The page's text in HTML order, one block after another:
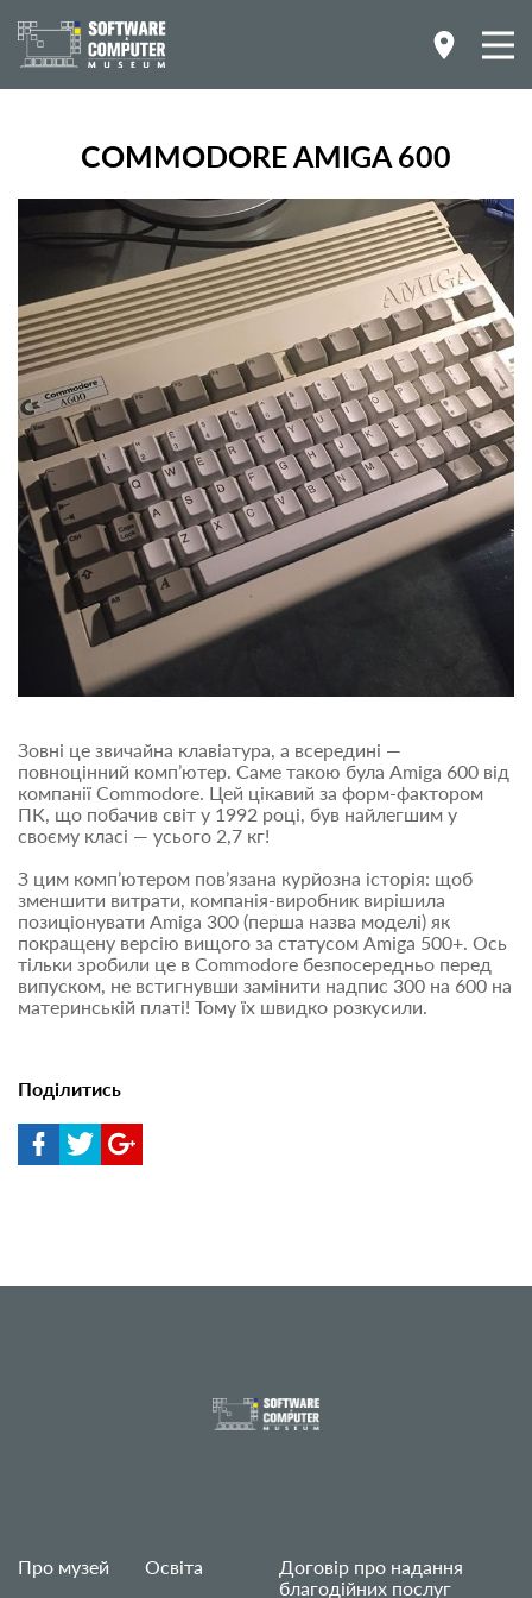
COMMODORE AMIGA 600
Зовні це звичайна клавіатура, а всередині —
повноцінний комп’ютер. Саме такою була Amiga 600 від
компанії Commodore. Цей цікавий за форм-фактором
ПК, що побачив світ у 1992 році, був найлегшим у
своєму класі — усього 2,7 кг!
З цим комп’ютером пов’язана курйозна історія: щоб
зменшити витрати, компанія-виробник вирішила
позиціонувати Amiga 300 (перша назва моделі) як
покращену версію вищого за статусом Amiga 500+. Ось
тільки зробили це в Commodore безпосередньо перед
випуском, не встигнувши замінити надпис 300 на 600 на
материнській платі! Тому їх швидко розкусили.
Поділитись
Про музей Освіта
Договір про надання
благодійних послуг